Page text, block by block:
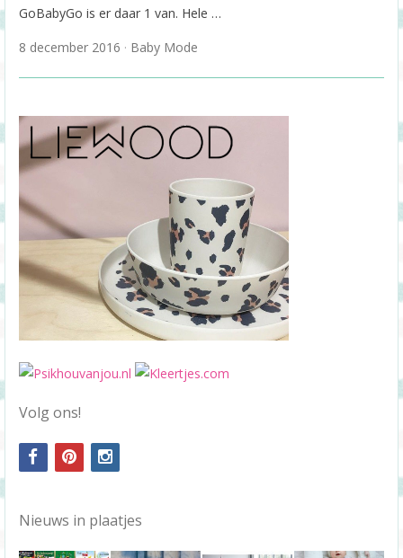
GoBabyGo is er daar 1 van. Hele …
8 december 2016
Baby Mode
Volg ons!
facebookpinterestinstagram
Nieuws in plaatjes